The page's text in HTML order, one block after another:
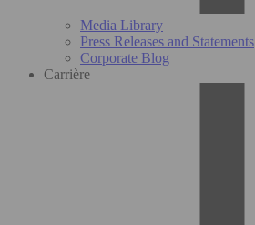
Media Library
Press Releases and Statements
Corporate Blog
Carrière